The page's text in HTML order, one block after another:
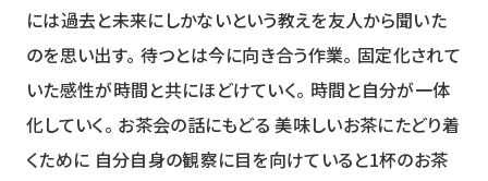
には過去と未来にしかないという教えを友人から聞いた
のを思い出す。 待つとは今に向き合う作業。 固定化されて
いた感性が時間と共にほどけていく。 時間と自分が一体
化していく。 お茶会の話にもどる 美味しいお茶にたどり着
くために 自分自身の観察に目を向けていると1杯のお茶